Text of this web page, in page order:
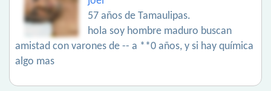
57 años de Tamaulipas.
hola soy hombre maduro buscan
amistad con varones de -- a **0 años, y si hay química
algo mas